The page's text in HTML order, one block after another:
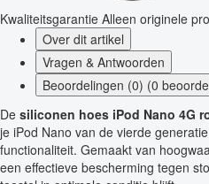
Kwaliteitsgarantie Alleen originele
Over dit artikel
Vragen & Antwoorden
Beoordelingen (0) (0
De siliconen hoes iPod Nano 4G
je iPod Nano van de vierde
functionaliteit. Gemaakt van
een effectieve bescherming tegen